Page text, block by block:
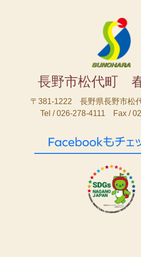
長野市松代町
〒381-1222 長野県長野市松
Tel / 026-278-4111 Fax /